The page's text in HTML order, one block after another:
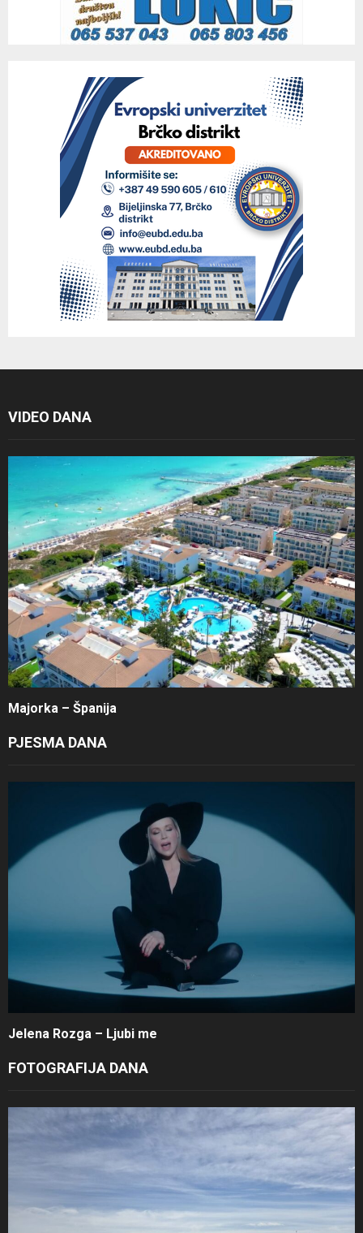
VIDEO DANA
Majorka – Španija
PJESMA DANA
Jelena Rozga – Ljubi me
FOTOGRAFIJA DANA